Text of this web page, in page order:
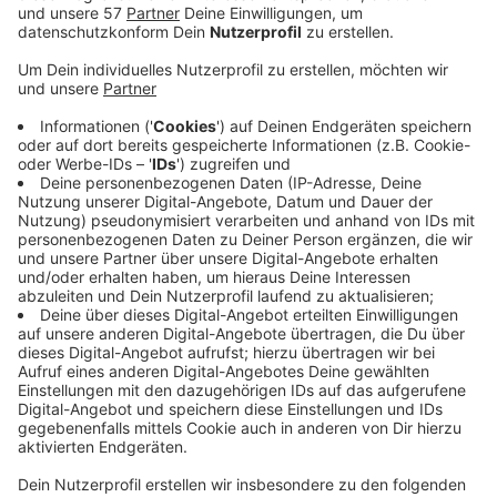
Bund und Land fördern auch dieses Jahr bessere und
neue Radwege hier bei uns, teilen die heimischen CDU-
Abgeordneten mit.
Eschweiler für den Ausbau von Fahrradstraßen wie der
Südstraße, der Friedrichstraße und der Bahnhofstraße.
Darüber hinaus werden die Radwege in der Talstraße
und der Hubert-Werner-Straße verbessert.
In Stolberg werden für über eine halbe Million Euro
Fahrradabstellanlagen im Stadtgebiet gebaut.
In Baesweiler-Beggendorf werden über 610.000 Euro
in den Radweg auf der Goethestraße zwischen Weiden
und Begau gesteckt. Der Radweg wird auf einer Länge
von rund 1,5 Kilometern verbreitert und mit einer
Querungshilfe ausgestattet.
Außerdem erhält die StädteRegion erhält eine Million